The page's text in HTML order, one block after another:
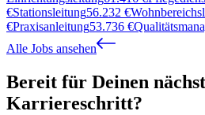
€Stationsleitung56.232 €
€Praxisanleitung53.736 €
Alle Jobs ansehen
Bereit für Deinen
Karriereschritt?